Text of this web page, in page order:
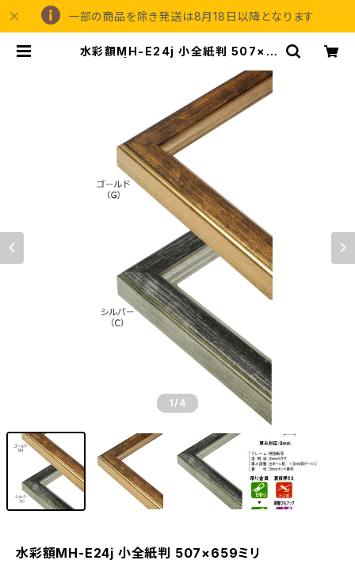
一部の商品を除き発送は8月18日以降となります
水彩額MH-E24j 小全紙判 507×6
1 /4
水彩額MH-E24j 小全紙判 507×659ミリ